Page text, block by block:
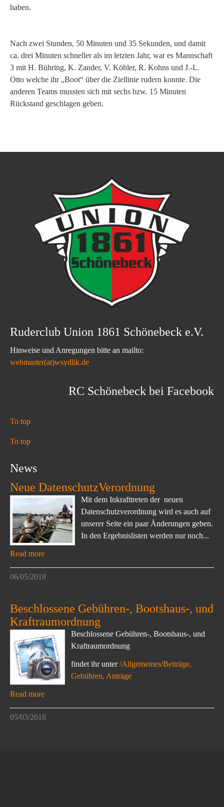
haben.
Nach zwei Stunden, 50 Minuten und 35 Sekunden, und damit
ca. drei Minuten schneller als im letzten Jahr, war es Mannschaft
3 mit H. Bühring, K. Zander, V. Köhler, R. Kohns und J.-L.
Otto welche ihr „Boot“ über die Ziellinie rudern konnte. Die
anderen Teams mussten sich mit sechs bzw. 15 Minuten
Rückstand geschlagen geben.
Ruderclub Union 1861 Schönebeck e.V.
Hinweise und Anregungen bitte an mailto:
webmaster(at)wsydlik.de
RC Schönebeck bei Facebook
To top
To top
News
Neue DatenschutzVerordnung
Mit dem Inkrafttreten der neuen
Datenschutzverordnung wird es auch auf
unserer Seite ein paar Änderungen geben.
In den Ergebnislisten werden nur noch...
Read more
06/05/2018
Beschlossene Gebühren-, Bootshaus-, und
Kraftraumordnung
Beschlossene Gebühren-, Bootshaus-, und
Kraftraumordnung
findet ihr unter/Allgemeines/Beiträge,
Gebühren, Anträge
Read more
05/03/2018